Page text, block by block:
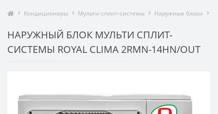
Кондиционеры Мульти-сплит-системы Наружные блоки
НАРУЖНЫЙ БЛОК МУЛЬТИ СПЛИТ-
СИСТЕМЫ ROYAL CLIMA 2RMN-14HN/OUT